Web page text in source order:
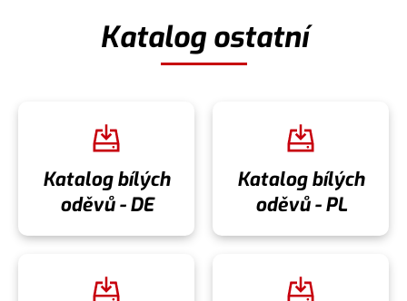
Katalog ostatní
Katalog bílých
oděvů - DE
Katalog bílých
oděvů - PL